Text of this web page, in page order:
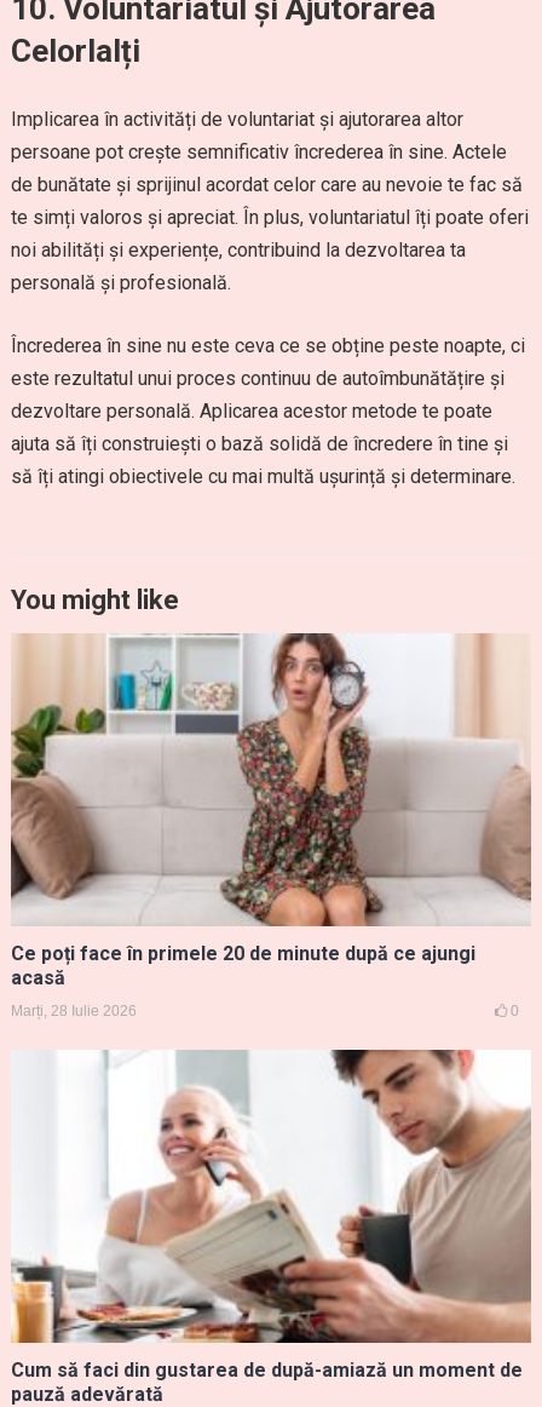
10. Voluntariatul și Ajutorarea
Celorlalți
Implicarea în activități de voluntariat și ajutorarea altor
persoane pot crește semnificativ încrederea în sine. Actele
de bunătate și sprijinul acordat celor care au nevoie te fac să
te simți valoros și apreciat. În plus, voluntariatul îți poate oferi
noi abilități și experiențe, contribuind la dezvoltarea ta
personală și profesională.
Încrederea în sine nu este ceva ce se obține peste noapte, ci
este rezultatul unui proces continuu de autoîmbunătățire și
dezvoltare personală. Aplicarea acestor metode te poate
ajuta să îți construiești o bază solidă de încredere în tine și
să îți atingi obiectivele cu mai multă ușurință și determinare.
You might like
Ce poți face în primele 20 de minute după ce ajungi
acasă
Marți, 28 Iulie 2026 0
Cum să faci din gustarea de după-amiază un moment de
pauză adevărată